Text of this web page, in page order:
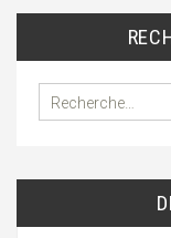
e
e
c